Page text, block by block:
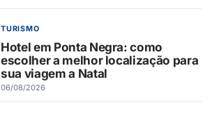
TURISMO
Hotel em Ponta Negra: como
escolher a melhor localização para
sua viagem a Natal
06/08/2026